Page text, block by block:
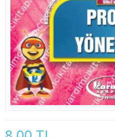
2. SINIF 4. YARIYIL İKTİSAT
3. SINIF 5. YARIYIL İKTİSAT
3. SINIF 6. YARIYIL İKTİSAT
4. SINIF 7. YARIYIL İKTİSAT
4. SINIF 8. YARIYIL İKTİSAT